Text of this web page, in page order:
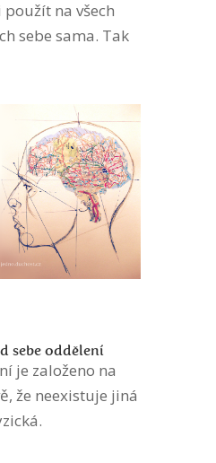
na všech
sebe sama. Tak
sebe oddělení
je založeno na
že neexistuje jiná